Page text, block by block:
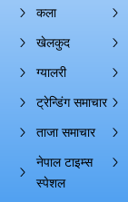
कला
खेलकुद
ग्यालरी
ट्रेन्डिंग समाचार
ताजा समाचार
नेपाल टाइम्स
स्पेशल